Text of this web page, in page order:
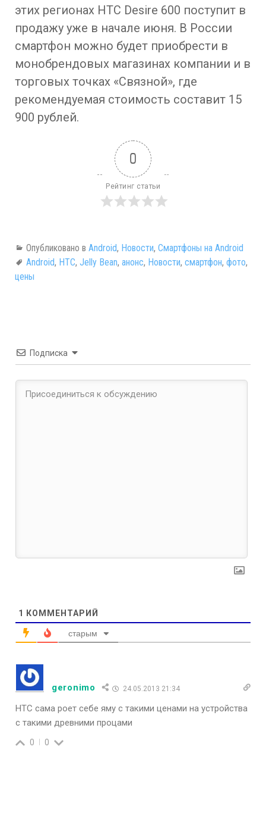
этих регионах HTC Desire 600 поступит в
продажу уже в начале июня. В России
смартфон можно будет приобрести в
монобрендовых магазинах компании и в
торговых точках «Связной», где
рекомендуемая стоимость составит 15
900 рублей.
0
Рейтинг статьи
Опубликовано в Android, Новости, Смартфоны на Android
Android, HTC, Jelly Bean, анонс, Новости, смартфон, фото,
цены
Подписка
1 КОММЕНТАРИЙ
старым
geronimo 24.05.2013 21:34
HTC сама роет себе яму с такими ценами на устройства
с такими древними процами
0 0